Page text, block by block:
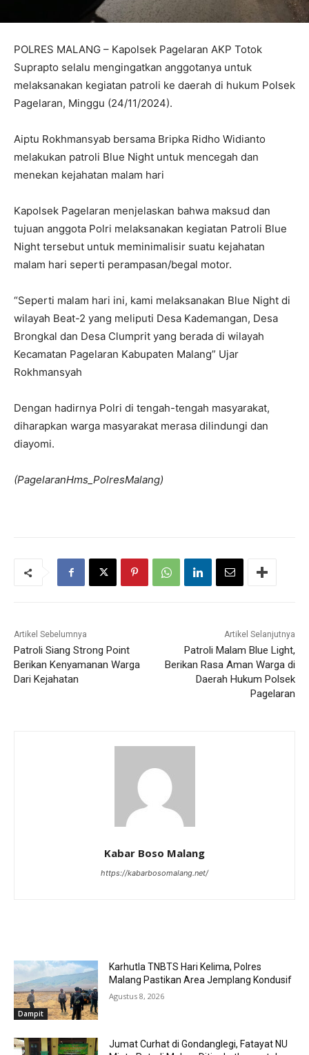
POLRES MALANG – Kapolsek Pagelaran AKP Totok
Suprapto selalu mengingatkan anggotanya untuk
melaksanakan kegiatan patroli ke daerah di hukum Polsek
Pagelaran, Minggu (24/11/2024).
Aiptu Rokhmansyab bersama Bripka Ridho Widianto
melakukan patroli Blue Night untuk mencegah dan
menekan kejahatan malam hari
Kapolsek Pagelaran menjelaskan bahwa maksud dan
tujuan anggota Polri melaksanakan kegiatan Patroli Blue
Night tersebut untuk meminimalisir suatu kejahatan
malam hari seperti perampasan/begal motor.
“Seperti malam hari ini, kami melaksanakan Blue Night di
wilayah Beat-2 yang meliputi Desa Kademangan, Desa
Brongkal dan Desa Clumprit yang berada di wilayah
Kecamatan Pagelaran Kabupaten Malang” Ujar
Rokhmansyah
Dengan hadirnya Polri di tengah-tengah masyarakat,
diharapkan warga masyarakat merasa dilindungi dan
diayomi.
(PagelaranHms_PolresMalang)
Artikel Sebelumnya
Patroli Siang Strong Point
Berikan Kenyamanan Warga
Dari Kejahatan
Artikel Selanjutnya
Patroli Malam Blue Light,
Berikan Rasa Aman Warga di
Daerah Hukum Polsek
Pagelaran
Kabar Boso Malang
https://kabarbosomalang.net/
Dampit
Karhutla TNBTS Hari Kelima, Polres
Malang Pastikan Area Jemplang Kondusif
Agustus 8, 2026
Jumat Curhat di Gondanglegi, Fatayat NU